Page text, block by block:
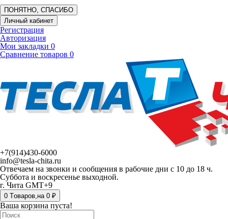
ПОНЯТНО, СПАСИБО
Личный кабинет
Регистрация
Авторизация
Мои закладки 0
Сравнение товаров 0
+7(914)430-6000
info@tesla-chita.ru
Отвечаем на звонки и сообщения в рабочие дни с 10 до 18 ч.
Суббота и воскресенье выходной.
г. Чита GMT+9
0 Tоваров,на 0 ₽
Ваша корзина пуста!